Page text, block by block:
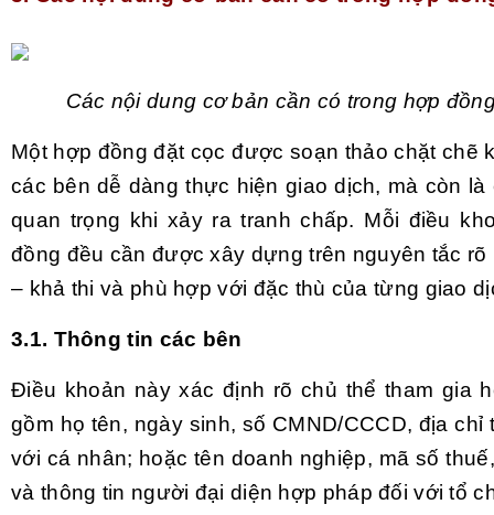
Các nội dung cơ bản cần có trong hợp
Một hợp đồng đặt cọc được soạn thảo chặt chẽ
các bên dễ dàng thực hiện giao dịch, mà còn
quan trọng khi xảy ra tranh chấp. Mỗi điều
đồng đều cần được xây dựng trên nguyên tắc rõ
– khả thi và phù hợp với đặc thù của từng giao
3.1. Thông tin các bên
Điều khoản này xác định rõ chủ thể tham gia
gồm họ tên, ngày sinh, số CMND/CCCD, địa chỉ
với cá nhân; hoặc tên doanh nghiệp, mã số
và thông tin người đại diện hợp pháp đối với tổ